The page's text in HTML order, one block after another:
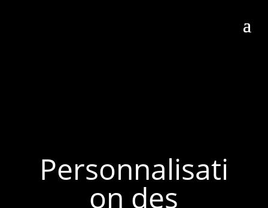
Personnalisati
on des